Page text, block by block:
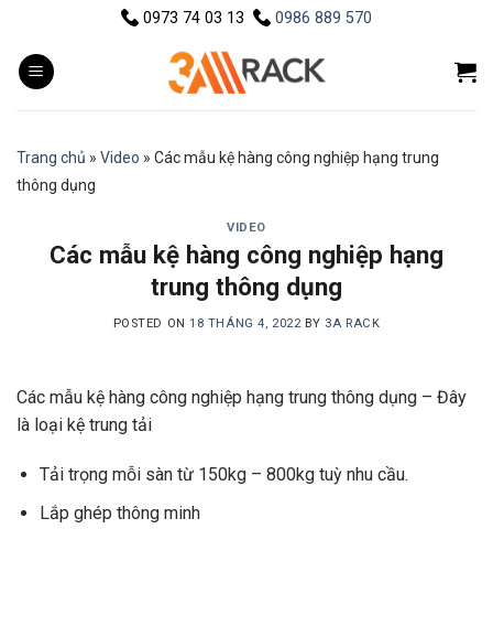
content
0973 74 03 13 0986 889 570
Trang chủ » Video » Các mẫu kệ hàng công nghiệp hạng trung
thông dụng
VIDEO
Các mẫu kệ hàng công nghiệp hạng
trung thông dụng
POSTED ON18 THÁNG 4, 2022 BY 3A RACK
Các mẫu kệ hàng công nghiệp hạng trung thông dụng – Đây
là loại kệ trung tải
Tải trọng mỗi sàn từ 150kg – 800kg tuỳ nhu cầu.
Lắp ghép thông minh